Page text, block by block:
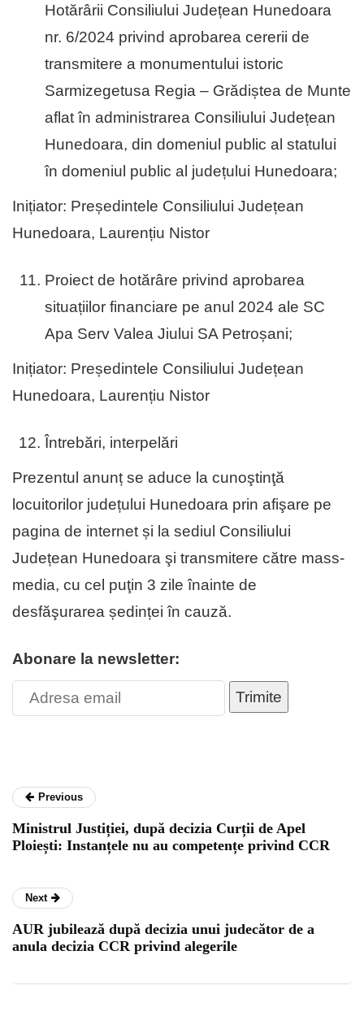
Hotărârii Consiliului Județean Hunedoara
nr. 6/2024 privind aprobarea cererii de
transmitere a monumentului istoric
Sarmizegetusa Regia – Grădiștea de Munte
aflat în administrarea Consiliului Județean
Hunedoara, din domeniul public al statului
în domeniul public al județului Hunedoara;
Inițiator: Președintele Consiliului Județean
Hunedoara, Laurențiu Nistor
Proiect de hotărâre privind aprobarea
situațiilor financiare pe anul 2024 ale SC
Apa Serv Valea Jiului SA Petroșani;
Inițiator: Președintele Consiliului Județean
Hunedoara, Laurențiu Nistor
Întrebări, interpelări
Prezentul anunț se aduce la cunoştinţă
locuitorilor județului Hunedoara prin afişare pe
pagina de internet și la sediul Consiliului
Județean Hunedoara şi transmitere către mass-
media, cu cel puţin 3 zile înainte de
desfăşurarea ședinței în cauză.
Abonare la newsletter:
Trimite
Previous
Ministrul Justiției, după decizia Curții de Apel
Ploiești: Instanțele nu au competențe privind CCR
Next
AUR jubilează după decizia unui judecător de a
anula decizia CCR privind alegerile